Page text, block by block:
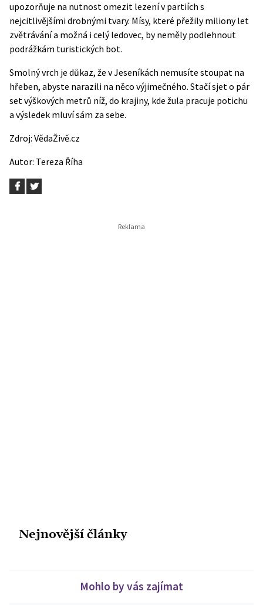
upozorňuje na nutnost omezit lezení v partiích s
nejcitlivějšími drobnými tvary. Mísy, které přežily miliony let
zvětrávání a možná i celý ledovec, by neměly podlehnout
podrážkám turistických bot.
Smolný vrch je důkaz, že v Jeseníkách nemusíte stoupat na
hřeben, abyste narazili na něco výjimečného. Stačí sjet o pár
set výškových metrů níž, do krajiny, kde žula pracuje potichu
a výsledek mluví sám za sebe.
Zdroj: VědaŽivě.cz
Autor: Tereza Říha
Nejnovější články
Mohlo by vás zajímat